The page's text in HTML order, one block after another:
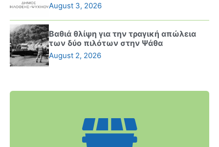
August 3, 2026
Βαθιά θλίψη για την τραγική απώλεια
των δύο πιλότων στην Ψάθα
August 2, 2026